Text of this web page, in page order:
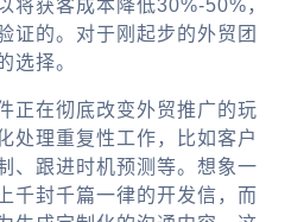
将获客成本降低30%-50%，
证的。对于刚起步的外贸团
选择。
正在彻底改变外贸推广的玩
处理重复性工作，比如客户
、跟进时机预测等。想象一
千封千篇一律的开发信，而